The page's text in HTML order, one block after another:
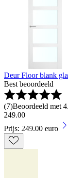
Deur Floor blank
Best beoordeeld
(7)Beoordeeld met
249.00
Prijs: 249.00 euro